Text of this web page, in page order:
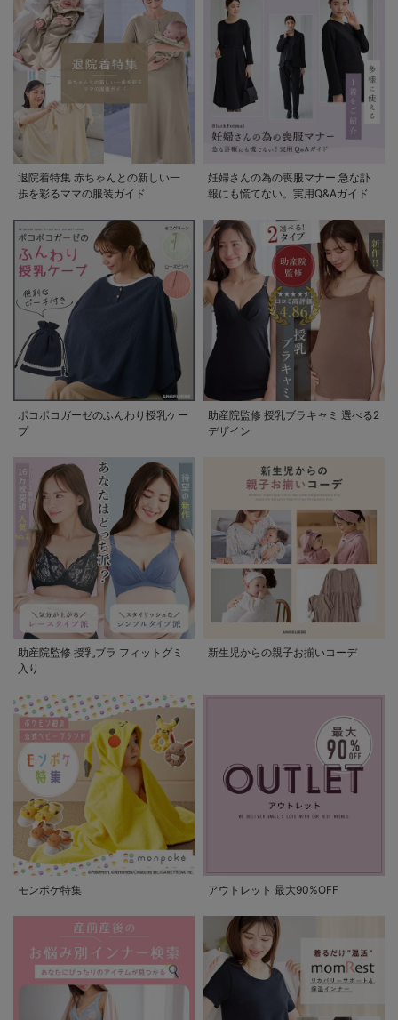
退院着特集 赤ちゃんとの新しい一
歩を彩るママの服装ガイド
妊婦さんの為の喪服マナー 急な訃
報にも慌てない。実用Q&Aガイド
ポコポコガーゼのふんわり授乳ケー
プ
助産院監修 授乳ブラキャミ 選べる2
デザイン
助産院監修 授乳ブラ フィットグミ
入り
新生児からの親子お揃いコーデ
モンポケ特集 アウトレット 最大90%OFF